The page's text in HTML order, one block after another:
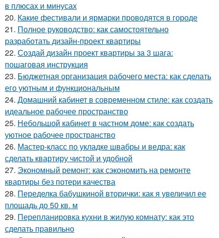
в плюсах и минусах
20. Какие фестивали и ярмарки проводятся в городе
21. Полное руководство: как самостоятельно
разработать дизайн-проект квартиры
22. Создай дизайн проект квартиры за 3 шага:
пошаговая инструкция
23. Бюджетная организация рабочего места: как сделать
его уютным и функциональным
24. Домашний кабинет в современном стиле: как создать
идеальное рабочее пространство
25. Небольшой кабинет в частном доме: как создать
уютное рабочее пространство
26. Мастер-класс по укладке швабры и ведра: как
сделать квартиру чистой и удобной
27. Экономный ремонт: как сэкономить на ремонте
квартиры без потери качества
28. Переделка бабушкиной вторички: как я увеличил ее
площадь до 50 кв. м
29. Перепланировка кухни в жилую комнату: как это
сделать правильно